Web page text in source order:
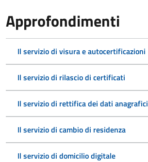
Approfondimenti
Il servizio di visura e autocertificazioni
Il servizio di rilascio di certificati
Il servizio di rettifica dei dati anagrafici
Il servizio di cambio di residenza
Il servizio di domicilio digitale